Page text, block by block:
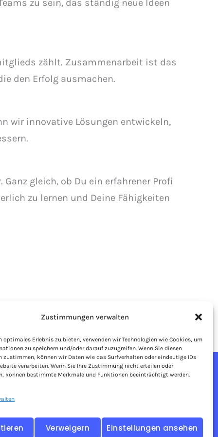
Zustimmungen verwalten
optimales Erlebnis zu bieten, verwenden wir Technologien wie Cookies, um
zu speichern und/oder darauf zuzugreifen. Wenn Sie diesen
zustimmen, können wir Daten wie das Surfverhalten oder eindeutige IDs
verarbeiten. Wenn Sie Ihre Zustimmung nicht erteilen oder
können bestimmte Merkmale und Funktionen beeinträchtigt werden.
Verweigern Einstellungen ansehen
zu sein, das ständig neue Ideen
zählt. Zusammenarbeit ist das
den Erfolg ausmachen.
wir innovative Lösungen entwickeln,
gleich, ob Du ein erfahrener Profi
zu lernen und Deine Fähigkeiten
Karriere